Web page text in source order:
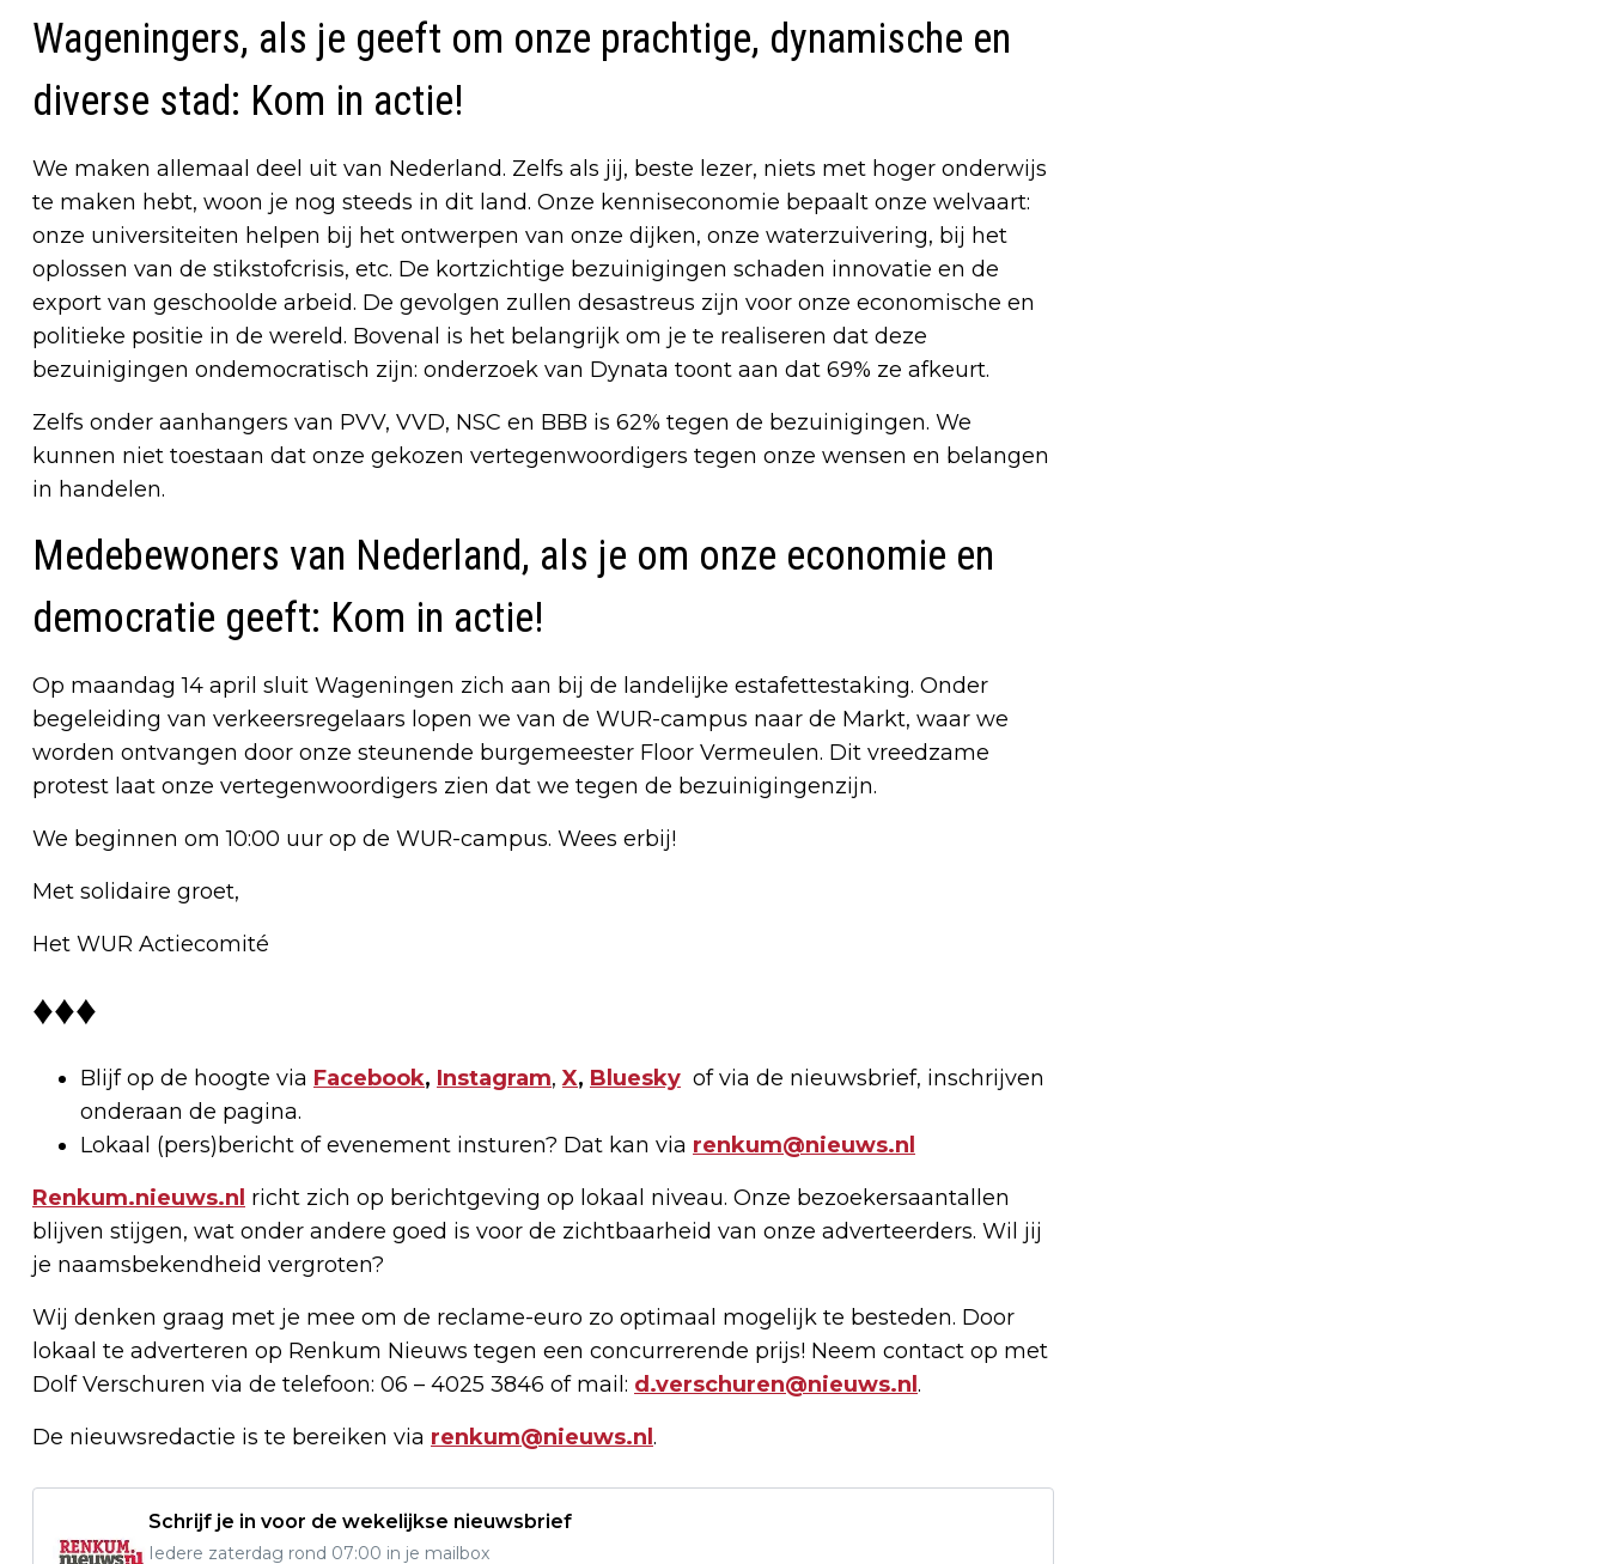
Wageningers, als je geeft om onze prachtige, dynamische en
diverse stad: Kom in actie!
We maken allemaal deel uit van Nederland. Zelfs als jij, beste lezer, niets met hoger onderwijs
te maken hebt, woon je nog steeds in dit land. Onze kenniseconomie bepaalt onze welvaart:
onze universiteiten helpen bij het ontwerpen van onze dijken, onze waterzuivering, bij het
oplossen van de stikstofcrisis, etc. De kortzichtige bezuinigingen schaden innovatie en de
export van geschoolde arbeid. De gevolgen zullen desastreus zijn voor onze economische en
politieke positie in de wereld. Bovenal is het belangrijk om je te realiseren dat deze
bezuinigingen ondemocratisch zijn: onderzoek van Dynata toont aan dat 69% ze afkeurt.
Zelfs onder aanhangers van PVV, VVD, NSC en BBB is 62% tegen de bezuinigingen. We
kunnen niet toestaan dat onze gekozen vertegenwoordigers tegen onze wensen en belangen
in handelen.
Medebewoners van Nederland, als je om onze economie en
democratie geeft: Kom in actie!
Op maandag 14 april sluit Wageningen zich aan bij de landelijke estafettestaking. Onder
begeleiding van verkeersregelaars lopen we van de WUR-campus naar de Markt, waar we
worden ontvangen door onze steunende burgemeester Floor Vermeulen. Dit vreedzame
protest laat onze vertegenwoordigers zien dat we tegen de bezuinigingenzijn.
We beginnen om 10:00 uur op de WUR-campus. Wees erbij!
Met solidaire groet,
Het WUR Actiecomité
♦♦♦
Blijf op de hoogte via Facebook, Instagram,X, Bluesky of via de nieuwsbrief, inschrijven
onderaan de pagina.
Lokaal (pers)bericht of evenement insturen? Dat kan via renkum@nieuws.nl
Renkum.nieuws.nl richt zich op berichtgeving op lokaal niveau. Onze bezoekersaantallen
blijven stijgen, wat onder andere goed is voor de zichtbaarheid van onze adverteerders. Wil jij
je naamsbekendheid vergroten?
Wij denken graag met je mee om de reclame-euro zo optimaal mogelijk te besteden. Door
lokaal te adverteren op Renkum Nieuws tegen een concurrerende prijs! Neem contact op met
Dolf Verschuren via de telefoon: 06 – 4025 3846 of mail: d.verschuren@nieuws.nl.
De nieuwsredactie is te bereiken via renkum@nieuws.nl.
Schrijf je in voor de wekelijkse nieuwsbrief
Iedere zaterdag rond 07:00 in je mailbox